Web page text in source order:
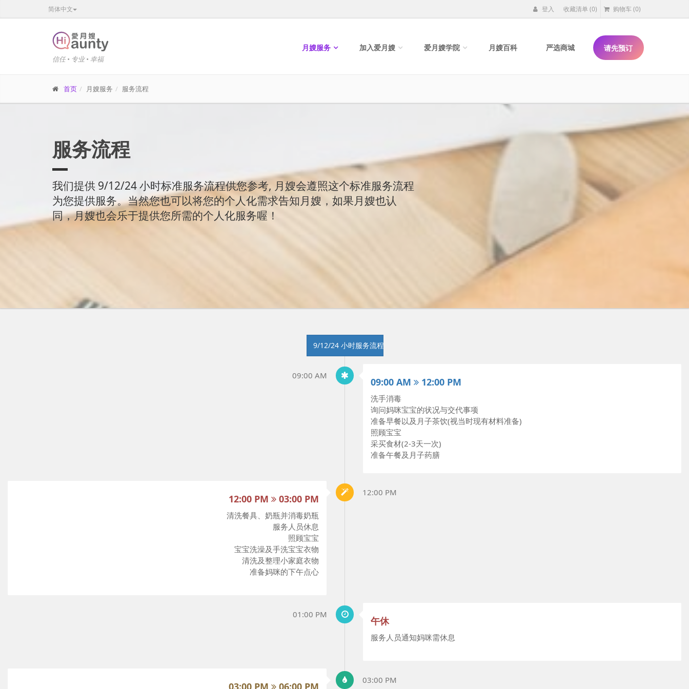
简体中文 登入 收藏清单(0) 购物车(0)
信任 • 专业 • 幸福
月嫂服务 加入爱月嫂 爱月嫂学院 月嫂百科 严选商城 请先预订
首页 月嫂服务 服务流程
服务流程
我们提供 9/12/24 小时标准服务流程供您参考, 月嫂会遵照这个标准服务流程
为您提供服务。当然您也可以将您的个人化需求告知月嫂，如果月嫂也认
同，月嫂也会乐于提供您所需的个人化服务喔！
9/12/24 小时服务流程
09:00 AM
09:00 AM 12:00 PM
洗手消毒
询问妈咪宝宝的状况与交代事项
准备早餐以及月子茶饮(视当时现有材料准备)
照顾宝宝
采买食材(2-3天一次)
准备午餐及月子药膳
12:00 PM
12:00 PM 03:00 PM
清洗餐具、奶瓶并消毒奶瓶
服务人员休息
照顾宝宝
宝宝洗澡及手洗宝宝衣物
清洗及整理小家庭衣物
准备妈咪的下午点心
01:00 PM
午休
服务人员通知妈咪需休息
03:00 PM
03:00 PM 06:00 PM